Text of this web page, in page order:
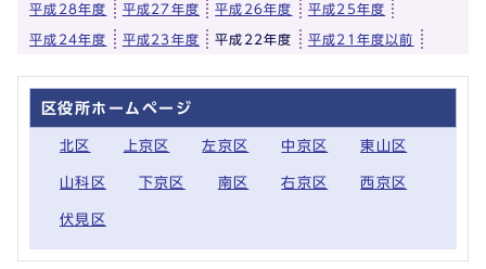
平成28年度 平成27年度 平成26年度 平成25年度
平成24年度 平成23年度 平成22年度 平成21年度以前
区役所ホームページ
北区 上京区 左京区 中京区 東山区
山科区 下京区 南区 右京区 西京区
伏見区